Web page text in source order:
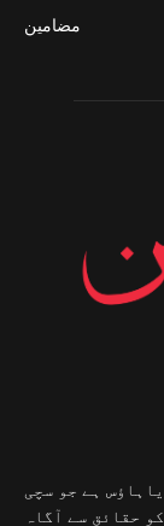
مضامین
ہے جو سچی
حقائق سے آگاہ